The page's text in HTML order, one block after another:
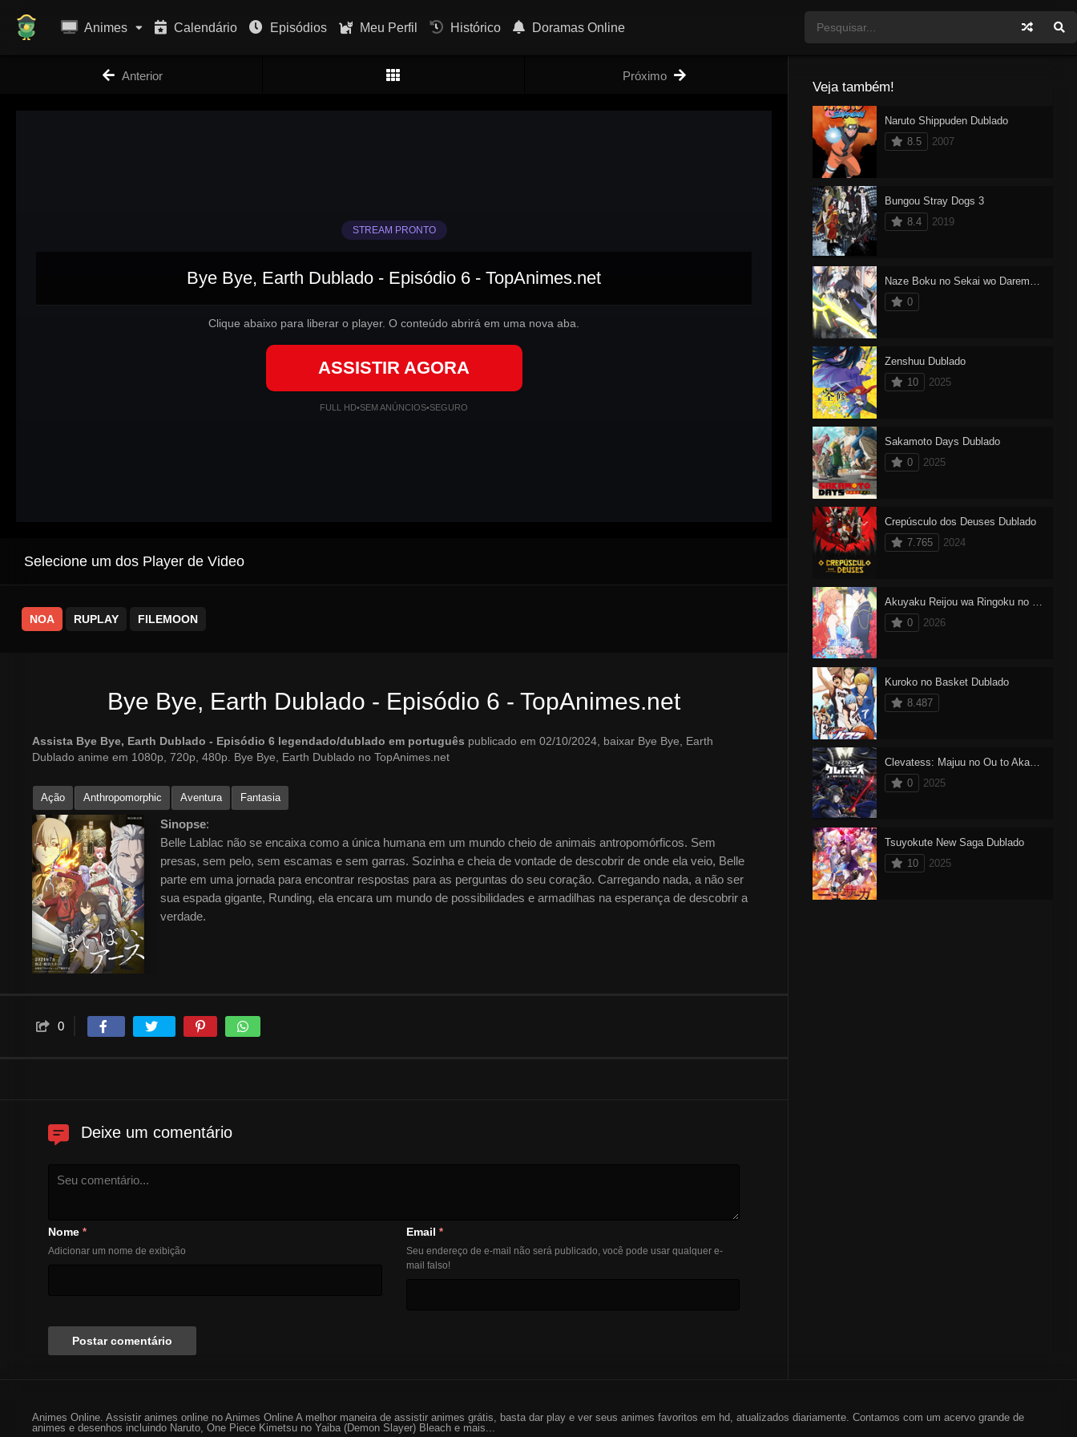
Animes Calendário Episódios Meu Perfil Histórico Doramas Online
Anterior Próximo
STREAM PRONTO
Bye Bye, Earth Dublado - Episódio 6 - TopAnimes.net
Clique abaixo para liberar o player. O conteúdo abrirá em uma nova aba.
ASSISTIR AGORA
FULL HD•SEM ANÚNCIOS•SEGURO
Selecione um dos Player de Video
NOA RUPLAY FILEMOON
Bye Bye, Earth Dublado - Episódio 6 - TopAnimes.net
Assista Bye Bye, Earth Dublado - Episódio 6 legendado/dublado em português publicado em 02/10/2024, baixar Bye Bye, Earth
Dublado anime em 1080p, 720p, 480p. Bye Bye, Earth Dublado no TopAnimes.net
Ação Anthropomorphic Aventura Fantasia
Sinopse:
Belle Lablac não se encaixa como a única humana em um mundo cheio de animais antropomórficos. Sem
presas, sem pelo, sem escamas e sem garras. Sozinha e cheia de vontade de descobrir de onde ela veio, Belle
parte em uma jornada para encontrar respostas para as perguntas do seu coração. Carregando nada, a não ser
sua espada gigante, Runding, ela encara um mundo de possibilidades e armadilhas na esperança de descobrir a
verdade.
0
Deixe um comentário
Nome *
Adicionar um nome de exibição
Email *
Seu endereço de e-mail não será publicado, você pode usar qualquer e-
mail falso!
Veja também!
Naruto Shippuden Dublado
8.5
2007
Bungou Stray Dogs 3
8.4
2019
Naze Boku no Sekai wo Daremo Oboeteinai no ka?
0
Zenshuu Dublado
10
2025
Sakamoto Days Dublado
0
2025
Crepúsculo dos Deuses Dublado
7.765
2024
Akuyaku Reijou wa Ringoku no Outaishi ni Dekiai sareru
0
2026
Kuroko no Basket Dublado
8.487
Clevatess: Majuu no Ou to Akago to Shikabane no Yuusha
0
2025
Tsuyokute New Saga Dublado
10
2025
Animes Online. Assistir animes online no Animes Online A melhor maneira de assistir animes grátis, basta dar play e ver seus animes favoritos em hd, atualizados diariamente. Contamos com um acervo grande de
animes e desenhos incluindo Naruto, One Piece Kimetsu no Yaiba (Demon Slayer) Bleach e mais...